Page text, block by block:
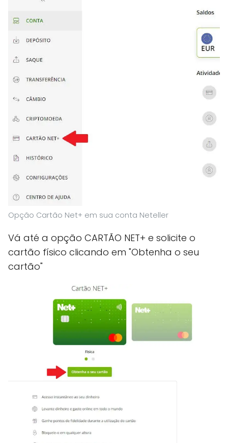
Opção Cartão Net+ em sua conta Neteller
Vá até a opção CARTÃO NET+ e solicite o
cartão físico clicando em "Obtenha o seu
cartão"